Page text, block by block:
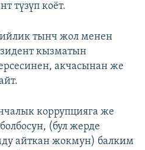
түзүп коёт.
тынч жол менен
кызматын
акчасынан же
коррупцияга же
(бул жерде
айткан жокмун) балким